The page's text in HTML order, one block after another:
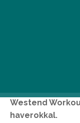
Westend
haverokkal.